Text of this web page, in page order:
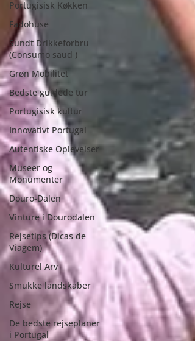
Portugisisk Køkken
Fadohuse
Sundt Drikkeforbru
(Consumo saud )
Grøn Mobilitet
Bedste guidede tur
Portugisisk kultur
Innovativt Portugal
Autentiske Oplevelser
Museer og
Monumenter
Douro-Dalen
Vinture i Dourodalen
Rejsetips (Dicas de
Viagem)
Kulturel Arv
Smukke landskaber
Rejse
De bedste rejseplaner
i Portugal